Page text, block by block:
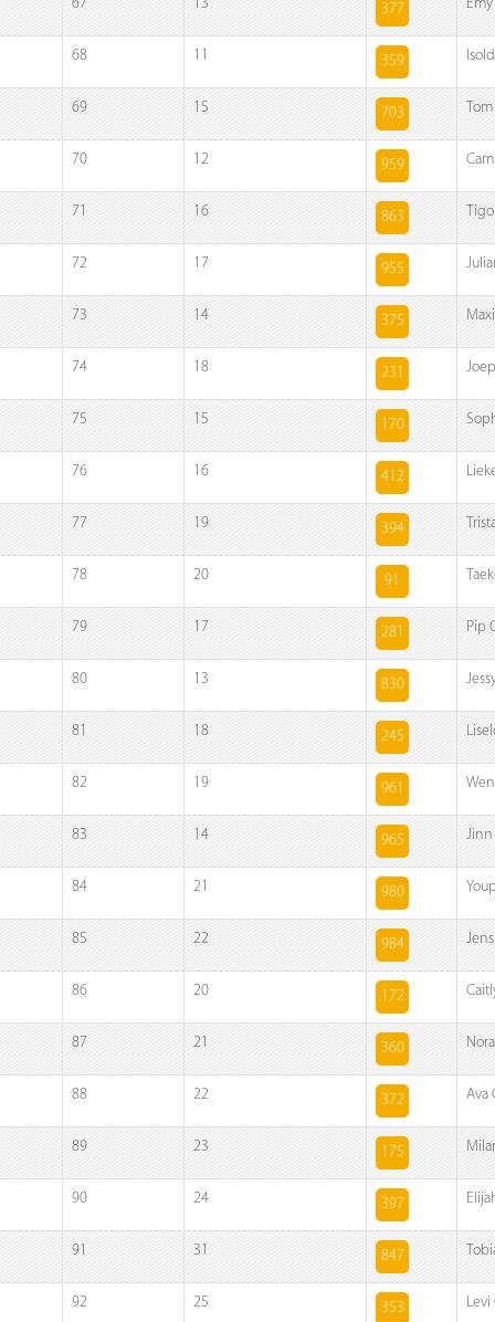
67 13 377
68 11 359
69 15 703
70 12 959
71 16 863
72 17 955
73 14 375
74 18 231
75 15 170
76 16 412
77 19 394
78 20 91
79 17 281 Pip
80 13 830
81 18 245
82 19 961
83 14 965 Jinn
84 21 980
85 22 984
86 20 172
87 21 360
88 22 372 Ava
89 23 175
90 24 397
91 31 847
92 25 353 Levi